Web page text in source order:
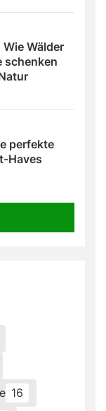
Wie Wälder
schenken
perfekte
Haves
16